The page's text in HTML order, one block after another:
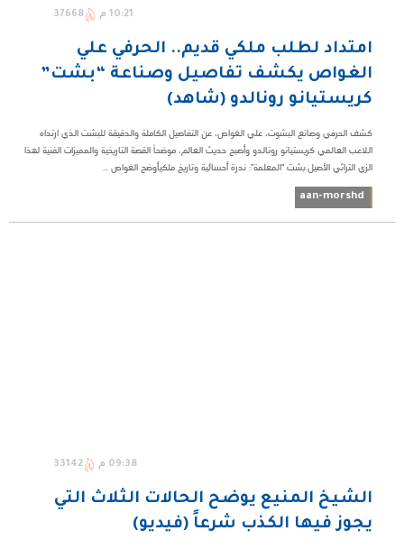
10:21 م 37668
امتداد لطلب ملكي قديم.. الحرفي علي
الغواص يكشف تفاصيل وصناعة “بشت”
كريستيانو رونالدو (شاهد)
كشف الحرفي وصانع البشوت، علي الغواص، عن التفاصيل الكاملة والدقيقة للبشت الذي ارتداه
اللاعب العالمي كريستيانو رونالدو وأصبح حديث العالم، موضحاً القصة التاريخية والمميزات الفنية لهذا
الزي التراثي الأصيل.​بشت "المعلمة": ندرة أحسائية وتاريخ ملكي​أوضح الغواص ...
aan-morshd
09:38 م 33142
الشيخ المنيع يوضح الحالات الثلاث التي
يجوز فيها الكذب شرعاً (فيديو)